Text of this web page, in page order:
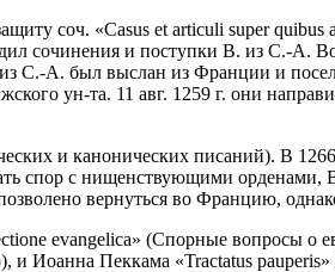
соч. «Casus et articuli super quibus
сочинения и поступки В. из С.-А.
С.-А. был выслан из Франции и
ун-та. 11 авг. 1259 г. они
и канонических писаний). В
спор с нищенствующими
вернуться во Францию,
evangelica» (Спорные вопросы о
Иоанна Пеккама «Tractatus pauperis»